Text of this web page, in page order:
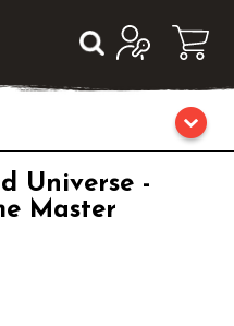
Universe -
Master